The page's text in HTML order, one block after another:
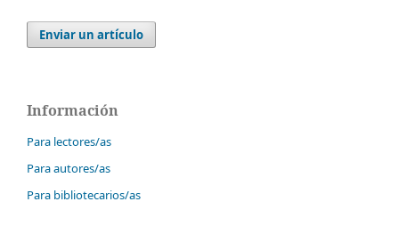
Enviar un artículo
Información
Para lectores/as
Para autores/as
Para bibliotecarios/as